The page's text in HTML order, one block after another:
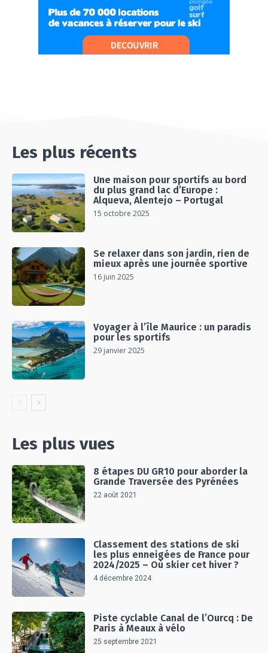
06:26
UN SÉJOUR SPORT & NATURE
07:19
Les plus récents
Une maison pour sportifs au bord
du plus grand lac d’Europe :
Alqueva, Alentejo – Portugal
15 octobre 2025
Se relaxer dans son jardin, rien de
mieux après une journée sportive
16 juin 2025
Voyager à l’île Maurice : un paradis
pour les sportifs
29 janvier 2025
Les plus vues
8 étapes DU GR10 pour aborder la
Grande Traversée des Pyrénées
22 août 2021
Classement des stations de ski
les plus enneigées de France pour
2024/2025 – Où skier cet hiver ?
4 décembre 2024
Piste cyclable Canal de l’Ourcq : De
Paris à Meaux à vélo
25 septembre 2021